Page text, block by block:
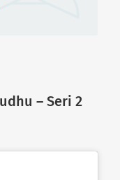
– Seri 2